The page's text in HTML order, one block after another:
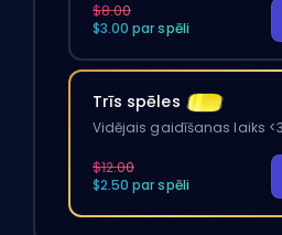
$8.00
$3.00 par spēli
Trīs spēles
Vidējais gaidīšanas laiks
$12.00
$2.50 par spēli